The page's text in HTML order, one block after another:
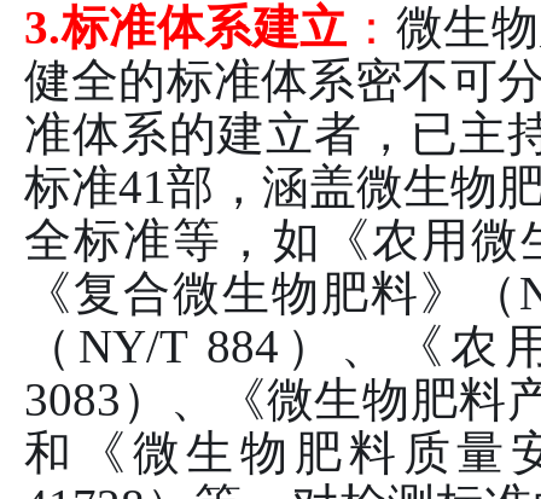
3.标准体系建立： 微生
健全的标准体系密不可
准体系的建立者，已主
标准41部，涵盖微生物
全标准等，如《农用微
《复合微生物肥料》
（NY/T 884）、《
3083）、《微生物肥料
和《微生物肥料质量